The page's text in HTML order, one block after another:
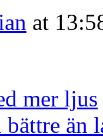
at
mer ljus
än